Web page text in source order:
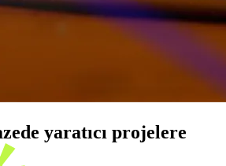
yaratıcı projelere